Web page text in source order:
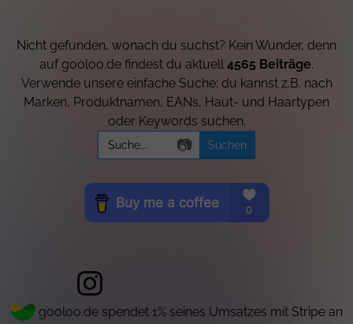
Nicht gefunden, wonach du suchst? Kein Wunder, denn
auf gooloo.de findest du aktuell 4565 Beiträge.
Verwende unsere einfache Suche: du kannst z.B. nach
Marken, Produktnamen, EANs, Haut- und Haartypen
oder Keywords suchen.
Search
for:
📷
gooloo.de spendet 1% seines Umsatzes mit Stripe an